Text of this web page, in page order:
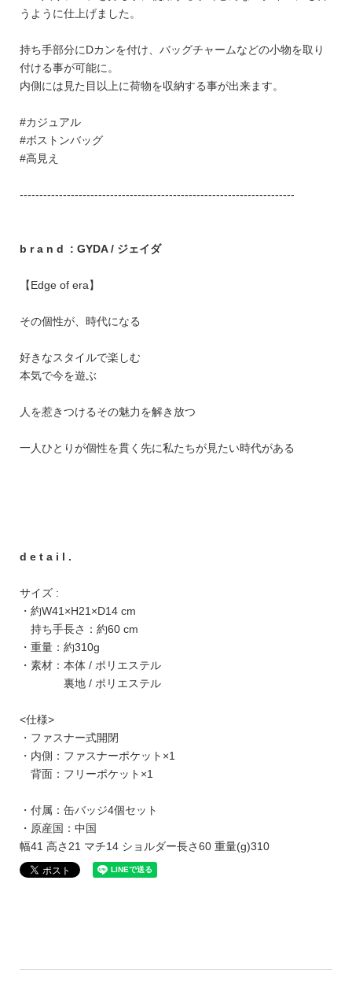
うように仕上げました。
持ち手部分にDカンを付け、バッグチャームなどの小物を取り
付ける事が可能に。
内側には見た目以上に荷物を収納する事が出来ます。
#カジュアル
#ボストンバッグ
#高見え
----------------------------------------------------------------------
b r a n d : GYDA / ジェイダ
【Edge of era】
その個性が、時代になる
好きなスタイルで楽しむ
本気で今を遊ぶ
人を惹きつけるその魅力を解き放つ
一人ひとりが個性を貫く先に私たちが見たい時代がある
d e t a i l .
サイズ :
・約W41×H21×D14 cm
持ち手長さ：約60 cm
・重量：約310g
・素材：本体 / ポリエステル
裏地 / ポリエステル
<仕様>
・ファスナー式開閉
・内側：ファスナーポケット×1
背面：フリーポケット×1
・付属：缶バッジ4個セット
・原産国：中国
幅41 高さ21 マチ14 ショルダー長さ60 重量(g)310